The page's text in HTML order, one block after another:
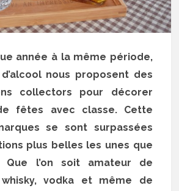
année à la même période,
nous proposent des
collectors pour décorer
fêtes avec classe. Cette
se sont surpassées
plus belles les unes que
l’on soit amateur de
whisky, vodka et même de